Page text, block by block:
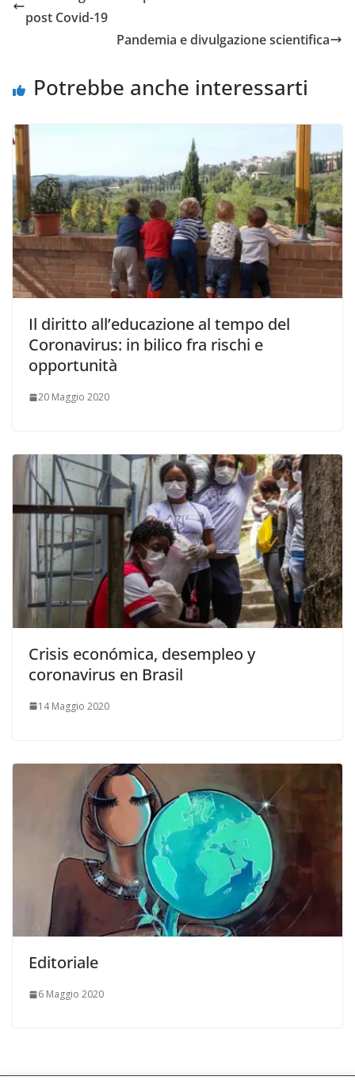
post Covid-19
Pandemia e divulgazione scientifica
Potrebbe anche interessarti
Il diritto all’educazione al tempo del
Coronavirus: in bilico fra rischi e
opportunità
20 Maggio 2020
Crisis económica, desempleo y
coronavirus en Brasil
14 Maggio 2020
Editoriale
6 Maggio 2020